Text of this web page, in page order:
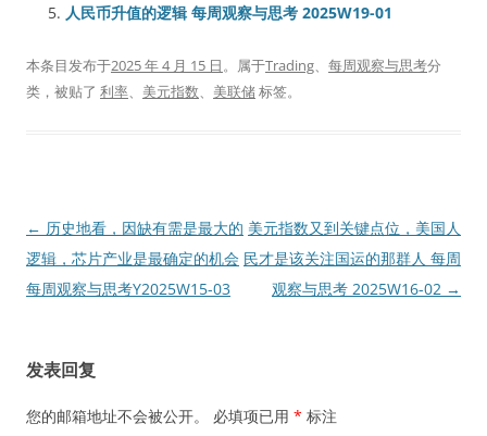
人民币升值的逻辑 每周观察与思考 2025W19-01
本条目发布于2025 年 4 月 15 日。属于Trading、 每周观察与思考分
类，被贴了 利率、 美元指数、 美联储标签。
文
章
导
← 历史地看，因缺有需是最大的
逻辑，芯片产业是最确定的机会
每周观察与思考Y2025W15-03
美元指数又到关键点位，美国人
民才是该关注国运的那群人 每周
观察与思考 2025W16-02 →
发表回复
您的邮箱地址不会被公开。 必填项已用 * 标注